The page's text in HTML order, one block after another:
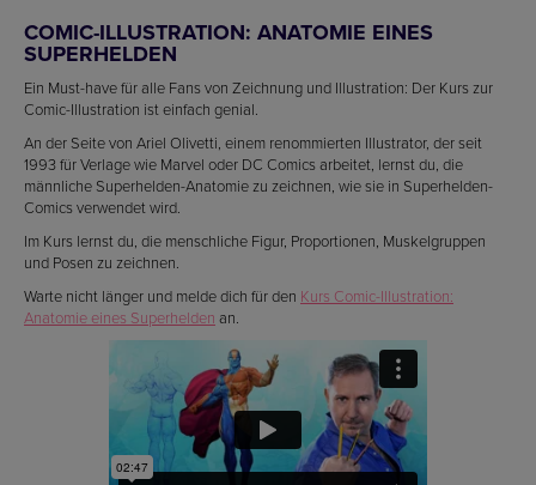
COMIC-ILLUSTRATION: ANATOMIE EINES
SUPERHELDEN
Ein Must-have für alle Fans von Zeichnung und Illustration: Der Kurs zur
Comic-Illustration ist einfach genial.
An der Seite von Ariel Olivetti, einem renommierten Illustrator, der seit
1993 für Verlage wie Marvel oder DC Comics arbeitet, lernst du, die
männliche Superhelden-Anatomie zu zeichnen, wie sie in Superhelden-
Comics verwendet wird.
Im Kurs lernst du, die menschliche Figur, Proportionen, Muskelgruppen
und Posen zu zeichnen.
Warte nicht länger und melde dich für den Kurs Comic-Illustration:
Anatomie eines Superhelden an.